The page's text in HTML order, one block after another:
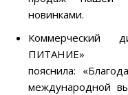
новинками.
ПИТАНИЕ»
пояснила:
международной